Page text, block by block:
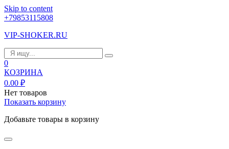
Skip to content
+79853115808
VIP-SHOKER.RU
0
КОЗРИНА
0.00 ₽
Нет товаров
Показать корзину
Добавьте товары в корзину